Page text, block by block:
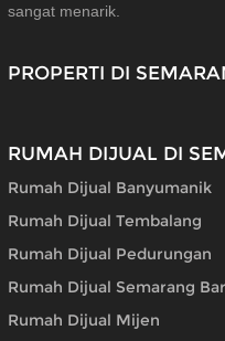
sangat menarik.
PROPERTI DI
RUMAH DIJUAL DI
Rumah Dijual Banyumanik
Rumah Dijual Tembalang
Rumah Dijual Pedurungan
Rumah Dijual Semarang
Rumah Dijual Mijen